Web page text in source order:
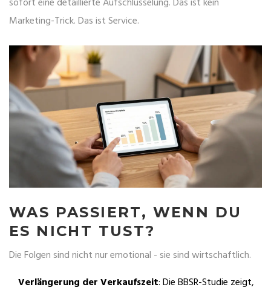
Marketing-Trick. Das ist Service.
WAS PASSIERT, WENN DU
ES NICHT TUST?
Die Folgen sind nicht nur emotional - sie sind wirtschaftlich.
Verlängerung der Verkaufszeit: Die BBSR-Studie zeigt,